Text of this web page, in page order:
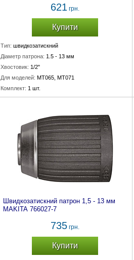
621 грн.
Купити
Тип: швидкозатискний
Діаметр патрона: 1.5 - 13 мм
Хвостовик: 1/2"
Для моделей: MT065, MT071
Комплект: 1 шт.
Швидкозатискний патрон 1,5 - 13 мм
MAKITA 766027-7
735 грн.
Купити